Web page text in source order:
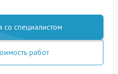
со специалистом
работ